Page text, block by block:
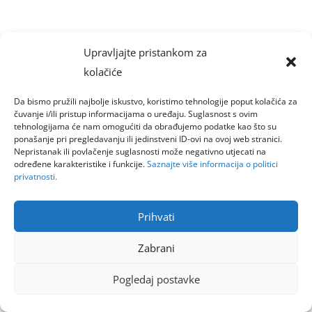
Upravljajte pristankom za
kolačiće
Da bismo pružili najbolje iskustvo, koristimo tehnologije poput kolačića za
čuvanje i/ili pristup informacijama o uređaju. Suglasnost s ovim
tehnologijama će nam omogućiti da obrađujemo podatke kao što su
ponašanje pri pregledavanju ili jedinstveni ID-ovi na ovoj web stranici.
Nepristanak ili povlačenje suglasnosti može negativno utjecati na
određene karakteristike i funkcije.Saznajte više informacija o politici
privatnosti.
Prihvati
Zabrani
Pogledaj postavke